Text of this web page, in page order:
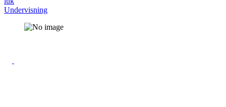
Undervisning